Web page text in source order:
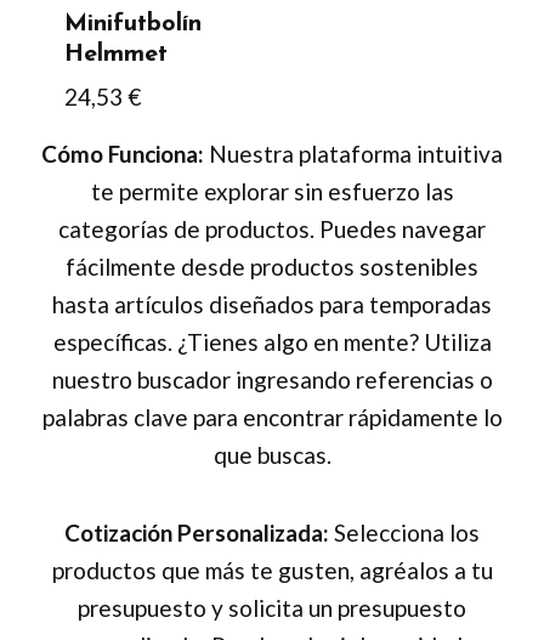
Minifutbolín
Helmmet
24,53 €
Cómo Funciona: Nuestra plataforma intuitiva
te permite explorar sin esfuerzo las
categorías de productos. Puedes navegar
fácilmente desde productos sostenibles
hasta artículos diseñados para temporadas
específicas. ¿Tienes algo en mente? Utiliza
nuestro buscador ingresando referencias o
palabras clave para encontrar rápidamente lo
que buscas.
Cotización Personalizada: Selecciona los
productos que más te gusten, agréalos a tu
presupuesto y solicita un presupuesto